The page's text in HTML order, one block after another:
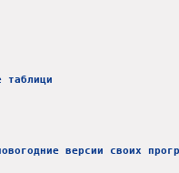
таблици
версии своих